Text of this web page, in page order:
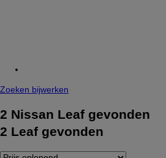
Zoeken bijwerken
2 Nissan Leaf gevonden
2 Leaf gevonden